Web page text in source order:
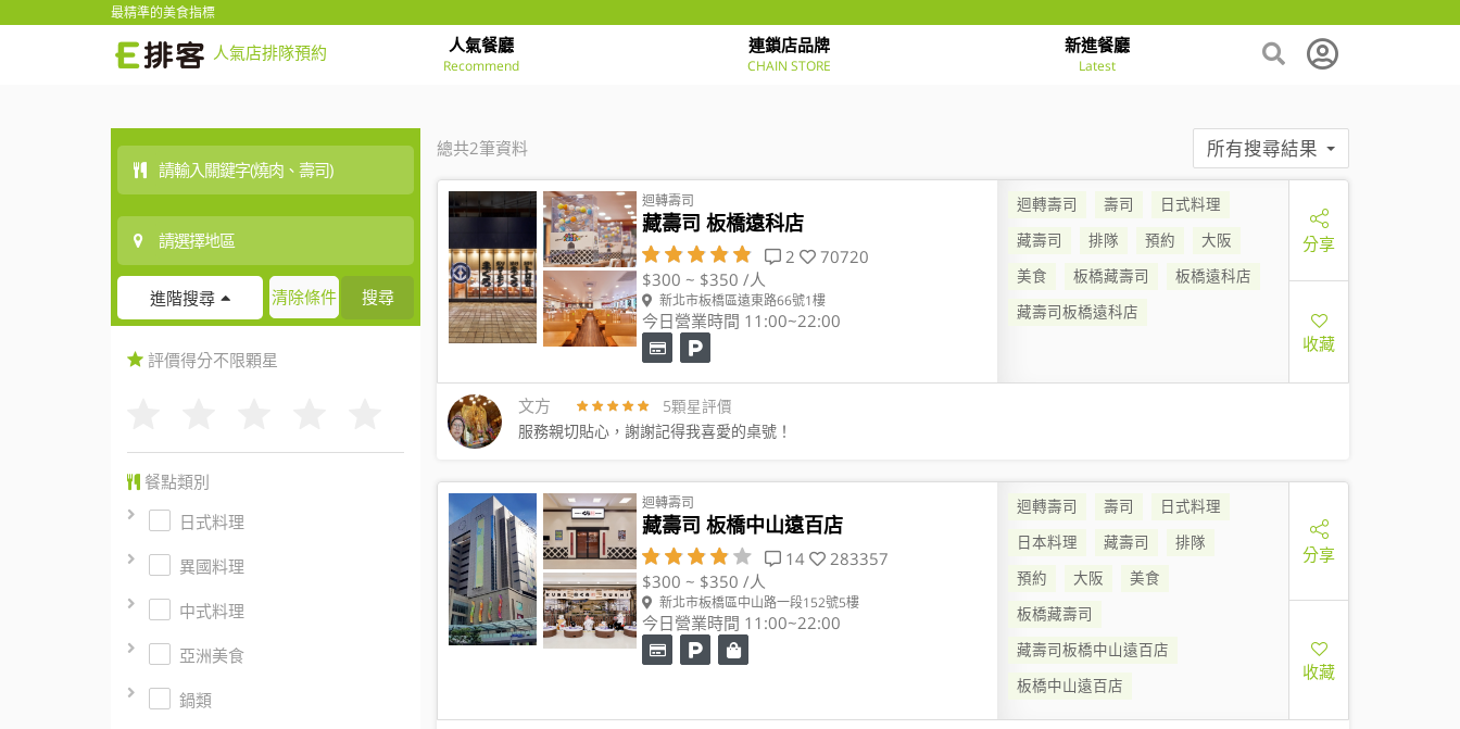
最精準的美食指標
人氣店排隊預約 人氣餐廳
Recommend
連鎖店品牌
CHAIN STORE
新進餐廳
Latest
進階搜尋 清除條件 搜尋
評價得分不限顆星
餐點類別
日式料理
異國料理
中式料理
亞洲美食
鍋類
總共2筆資料 所有搜尋結果
迴轉壽司
藏壽司 板橋遠科店
2
70720
$300 ~ $350 /人
新北市板橋區遠東路66號1樓
今日營業時間 11:00~22:00
迴轉壽司 壽司
日式料理
藏壽司
排隊 預約
大阪
美食
板橋藏壽司
板橋遠科店
藏壽司板橋遠科店
分享
收藏
文方 5顆星評價
服務親切貼心，謝謝記得我喜愛的桌號！
迴轉壽司
藏壽司 板橋中山遠百店
14
283357
$300 ~ $350 /人
新北市板橋區中山路一段152號5樓
今日營業時間 11:00~22:00
迴轉壽司 壽司
日式料理
日本料理
藏壽司
排隊
預約
大阪
美食
板橋藏壽司
藏壽司板橋中山遠百店
板橋中山遠百店
分享
收藏